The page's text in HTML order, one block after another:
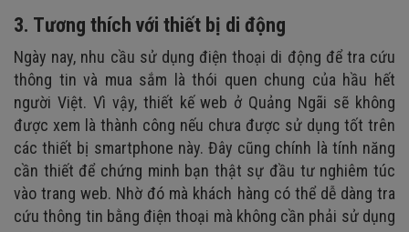
3. Tương thích với thiết bị di động
Ngày nay, nhu cầu sử dụng điện thoại di động để tra cứu
thông tin và mua sắm là thói quen chung của hầu hết
người Việt. Vì vậy, thiết kế web ở Quảng Ngãi sẽ không
được xem là thành công nếu chưa được sử dụng tốt trên
các thiết bị smartphone này. Đây cũng chính là tính năng
cần thiết để chứng minh bạn thật sự đầu tư nghiêm túc
vào trang web. Nhờ đó mà khách hàng có thể dễ dàng tra
cứu thông tin bằng điện thoại mà không cần phải sử dụng